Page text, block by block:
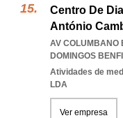
Centro De
António
AV COLUMBANO
DOMINGOS
Atividades de
LDA
Ver empresa